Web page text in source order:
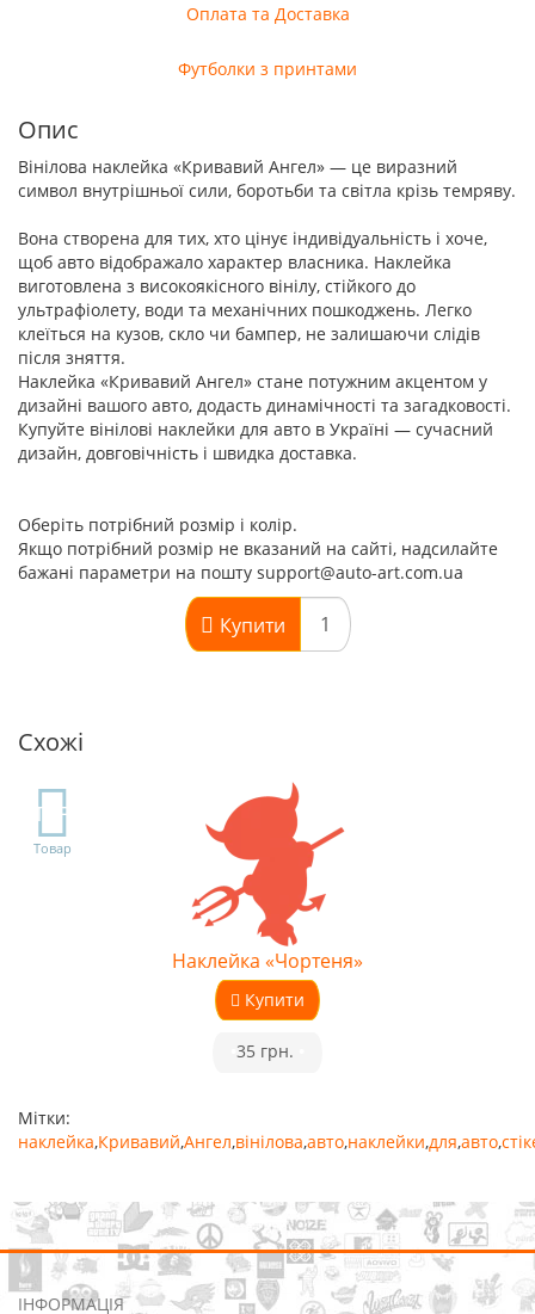
Оплата та Доставка
Футболки з принтами
Опис
Вінілова наклейка «Кривавий Ангел» — це виразний
символ внутрішньої сили, боротьби та світла крізь темряву.
Вона створена для тих, хто цінує індивідуальність і хоче,
щоб авто відображало характер власника. Наклейка
виготовлена з високоякісного вінілу, стійкого до
ультрафіолету, води та механічних пошкоджень. Легко
клеїться на кузов, скло чи бампер, не залишаючи слідів
після зняття.
Наклейка «Кривавий Ангел» стане потужним акцентом у
дизайні вашого авто, додасть динамічності та загадковості.
Купуйте вінілові наклейки для авто в Україні — сучасний
дизайн, довговічність і швидка доставка.
Оберіть потрібний розмір і колір.
Якщо потрібний розмір не вказаний на сайті, надсилайте
бажані параметри на пошту support@auto-art.com.ua
Купити
Схожі
TOP
Товар
Наклейка «Чортеня»
Купити
35 грн.
Мітки:
наклейка,Кривавий,Ангел,вінілова,авто,наклейки,для,авто,
ІНФОРМАЦІЯ